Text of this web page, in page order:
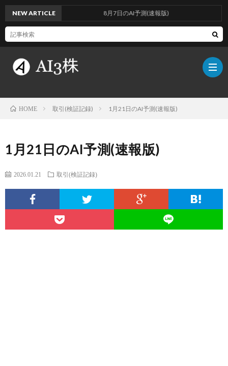
グ
NEW ARTICLE 8月7日のAI予測(速報版)
HOME 取引(検証記録) 1月21日のAI予測(速報版)
1月21日のAI予測(速報版)
2026.01.21 取引(検証記録)